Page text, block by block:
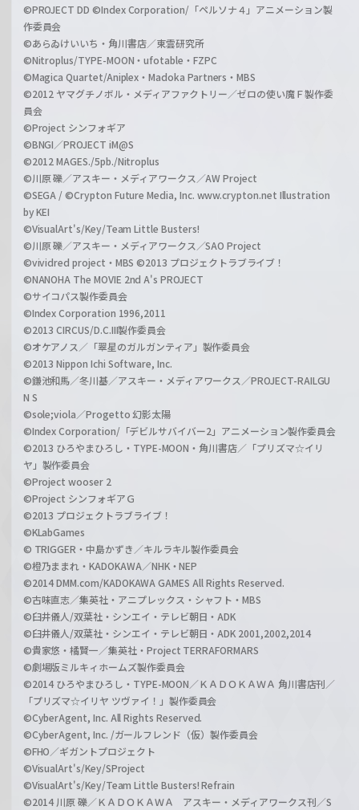
©PROJECT DD ©Index Corporation/「ペルソナ４」アニメーション製
作委員会
©あらゐけいいち・角川書店／東雲研究所
©Nitroplus/TYPE-MOON・ufotable・FZPC
©Magica Quartet/Aniplex・Madoka Partners・MBS
©2012 ヤマグチノボル・メディアファクトリー／ゼロの使い魔Ｆ製作委
員会
©Project シンフォギア
©BNGI／PROJECT iM@S
©2012 MAGES./5pb./Nitroplus
©川原 礫／アスキー・メディアワークス／AW Project
©SEGA / ©Crypton Future Media, Inc. www.crypton.net Illustration
by KEI
©VisualArt's/Key/Team Little Busters!
©川原 礫／アスキー・メディアワークス／SAO Project
©vividred project・MBS ©2013 プロジェクトラブライブ！
©NANOHA The MOVIE 2nd A's PROJECT
©サイコパス製作委員会
©Index Corporation 1996,2011
©2013 CIRCUS/D.C.III製作委員会
©オケアノス／「翠星のガルガンティア」製作委員会
©2013 Nippon Ichi Software, Inc.
©鎌池和馬／冬川基／アスキー・メディアワークス／PROJECT-RAILGU
N S
©sole;viola／Progetto 幻影太陽
©Index Corporation/「デビルサバイバー2」アニメーション製作委員会
©2013 ひろやまひろし・TYPE-MOON・角川書店／「プリズマ☆イリ
ヤ」製作委員会
©Project wooser 2
©Project シンフォギアＧ
©2013 プロジェクトラブライブ！
©KLabGames
© TRIGGER・中島かずき／キルラキル製作委員会
©橙乃ままれ・KADOKAWA／NHK・NEP
©2014 DMM.com/KADOKAWA GAMES All Rights Reserved.
©古味直志／集英社・アニプレックス・シャフト・MBS
©臼井儀人/双葉社・シンエイ・テレビ朝日・ADK
©臼井儀人/双葉社・シンエイ・テレビ朝日・ADK 2001,2002,2014
©貴家悠・橘賢一／集英社・Project TERRAFORMARS
©劇場版ミルキィホームズ製作委員会
©2014 ひろやまひろし・TYPE-MOON／ＫＡＤＯＫＡＷＡ 角川書店刊／
「プリズマ☆イリヤ ツヴァイ！」製作委員会
©CyberAgent, Inc. All Rights Reserved.
©CyberAgent, Inc. /ガールフレンド（仮）製作委員会
©FHO／ギガントプロジェクト
©VisualArt's/Key/SProject
©VisualArt's/Key/Team Little Busters! Refrain
©2014 川原 礫／ＫＡＤＯＫＡＷＡ アスキー・メディアワークス刊／S